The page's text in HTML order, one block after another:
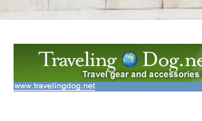
a
j
u
n
g